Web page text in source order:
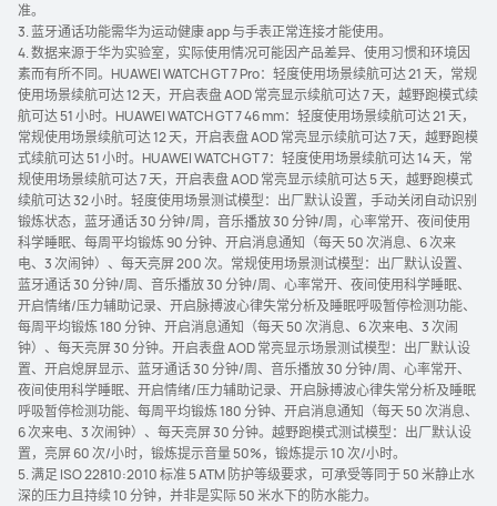
准。
3. 蓝牙通话功能需华为运动健康 app 与手表正常连接才能使⁠⁠用。
4. 数据来源于华为实验室，实际使用情况可能因产品差异、使用习惯和环境因
素而有所不同。HUAWEI WATCH GT 7 Pro：轻度使用场景续航可达 21 天，常规
使用场景续航可达 12 天，开启表盘 AOD 常亮显示续航可达 7 天，越野跑模式续
航可达 51 小时。HUAWEI WATCH GT 7 46 mm：轻度使用场景续航可达 21 天，
常规使用场景续航可达 12 天，开启表盘 AOD 常亮显示续航可达 7 天，越野跑模
式续航可达 51 小时。HUAWEI WATCH GT 7：轻度使用场景续航可达 14 天，常
规使用场景续航可达 7 天，开启表盘 AOD 常亮显示续航可达 5 天，越野跑模式
续航可达 32 小时。轻度使用场景测试模型：出厂默认设置，手动关闭自动识别
锻炼状态，蓝牙通话 30 分钟/周，音乐播放 30 分钟/周，心率常开、夜间使用
科学睡眠、每周平均锻炼 90 分钟、开启消息通知（每天 50 次消息、6 次来
电、3 次闹钟）、每天亮屏 200 次。常规使用场景测试模型：出厂默认设置、
蓝牙通话 30 分钟/周、音乐播放 30 分钟/周、心率常开、夜间使用科学睡眠、
开启情绪/压力辅助记录、开启脉搏波心律失常分析及睡眠呼吸暂停检测功能、
每周平均锻炼 180 分钟、开启消息通知（每天 50 次消息、6 次来电、3 次闹
钟）、每天亮屏 30 分钟。开启表盘 AOD 常亮显示场景测试模型：出厂默认设
置、开启熄屏显示、蓝牙通话 30 分钟/周、音乐播放 30 分钟/周、心率常开、
夜间使用科学睡眠、开启情绪/压力辅助记录、开启脉搏波心律失常分析及睡眠
呼吸暂停检测功能、每周平均锻炼 180 分钟、开启消息通知（每天 50 次消息、
6 次来电、3 次闹钟）、每天亮屏 30 分钟。越野跑模式测试模型：出厂默认设
置，亮屏 60 次/小时，锻炼提示音量 50%，锻炼提示 10 次/小时。
5. 满足 ISO 22810:2010 标准 5 ATM 防护等级要求，可承受等同于 50 米静止水
深的压力且持续 10 分钟，并非是实际 50 米水下的防水能力。